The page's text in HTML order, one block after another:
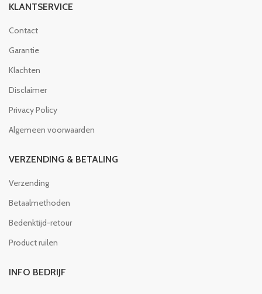
KLANTSERVICE
Contact
Garantie
Klachten
Disclaimer
Privacy Policy
Algemeen voorwaarden
VERZENDING & BETALING
Verzending
Betaalmethoden
Bedenktijd-retour
Product ruilen
INFO BEDRIJF